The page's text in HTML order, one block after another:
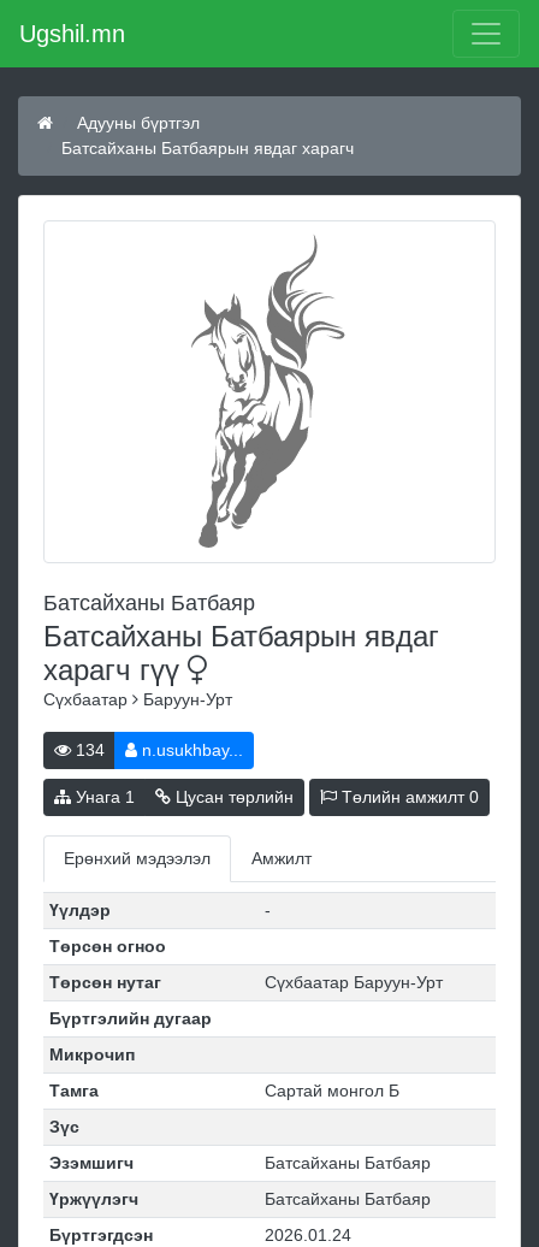
Ugshil.mn
Адууны бүртгэл
Батсайханы Батбаярын явдаг харагч
Батсайханы Батбаяр
Батсайханы Батбаярын явдаг
харагч гүү
Сүхбаатар Баруун-Урт
134 n.usukhbay...
Унага 1 Цусан төрлийн Төлийн амжилт0
Ерөнхий мэдээлэл Амжилт
Үүлдэр
-
Төрсөн огноо
Төрсөн нутаг
Сүхбаатар Баруун-Урт
Бүртгэлийн дугаар
Микрочип
Тамга
Сартай монгол Б
Зүс
Эзэмшигч
Батсайханы Батбаяр
Үржүүлэгч
Батсайханы Батбаяр
Бүртгэгдсэн
2026.01.24